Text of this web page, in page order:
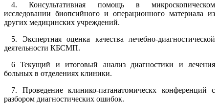
4. Консультативная помощь в микроскопическом
исследовании биопсийного и операционного материала из
других медицинских учреждений.
5. Экспертная оценка качества лечебно-диагностической
деятельности КБСМП.
6 Текущий и итоговый анализ диагностики и лечения
больных в отделениях клиники.
7. Проведение клинико-патанатомическх конференций с
разбором диагностических ошибок.